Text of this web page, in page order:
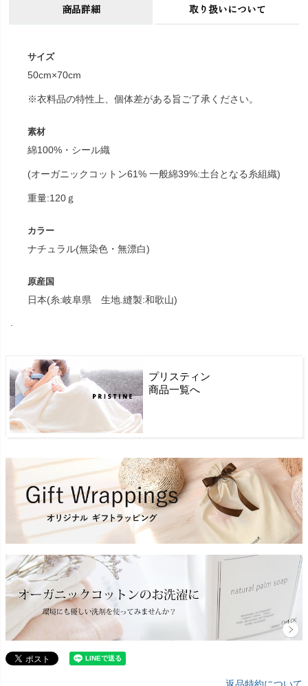
商品詳細 取り扱いについて
サイズ
50cm×70cm
※衣料品の特性上、個体差がある旨ご了承ください。
素材
綿100%・シール織
(オーガニックコットン61% 一般綿39%:土台となる糸組織)
重量:120ｇ
カラー
ナチュラル(無染色・無漂白)
原産国
日本(糸:岐阜県 生地.縫製:和歌山)
プリスティン
商品一覧へ